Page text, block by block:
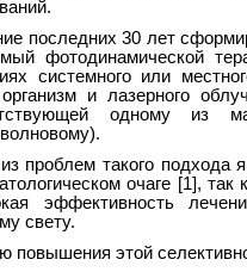
последних 30 лет
фотодинамической
системного или
и лазерного
одному из
проблем такого подхода
очаге [1], так
эффективность
свету.
повышения этой